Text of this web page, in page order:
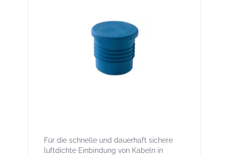
Für die schnelle und dauerhaft sichere
luftdichte Einbindung von Kabeln in